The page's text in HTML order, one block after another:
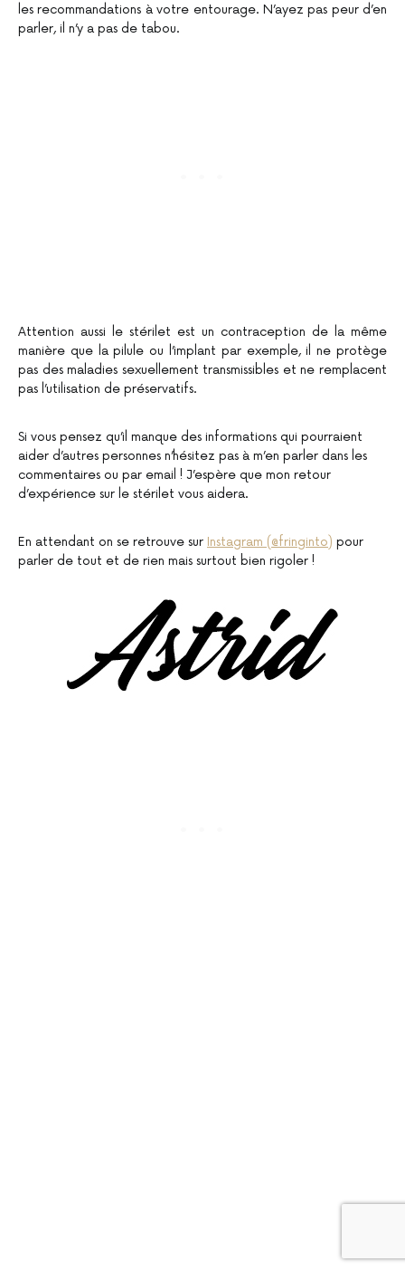
les recommandations à votre entourage. N’ayez pas peur d’en
parler, il n’y a pas de tabou.
Attention aussi le stérilet est un contraception de la même
manière que la pilule ou l’implant par exemple, il ne protège
pas des maladies sexuellement transmissibles et ne remplacent
pas l’utilisation de préservatifs.
Si vous pensez qu’il manque des informations qui pourraient
aider d’autres personnes n’hésitez pas à m’en parler dans les
commentaires ou par email ! J’espère que mon retour
d’expérience sur le stérilet vous aidera.
En attendant on se retrouve sur Instagram (@fringinto) pour
parler de tout et de rien mais surtout bien rigoler !